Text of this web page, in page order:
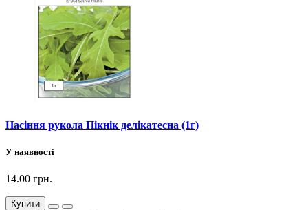
Насіння рукола Пікнік делікатесна (1г)
У наявності
14.00 грн.
Купити